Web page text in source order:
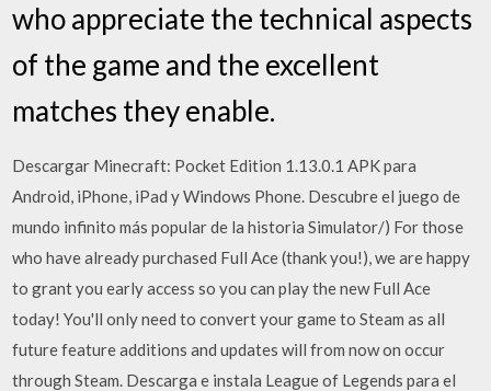
who appreciate the technical aspects
of the game and the excellent
matches they enable.
Descargar Minecraft: Pocket Edition 1.13.0.1 APK para
Android, iPhone, iPad y Windows Phone. Descubre el juego de
mundo infinito más popular de la historia Simulator/) For those
who have already purchased Full Ace (thank you!), we are happy
to grant you early access so you can play the new Full Ace
today! You'll only need to convert your game to Steam as all
future feature additions and updates will from now on occur
through Steam. Descarga e instala League of Legends para el